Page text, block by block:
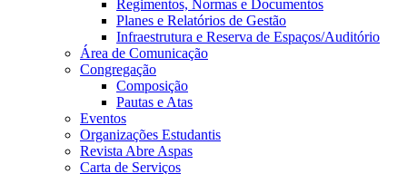
Regimentos, Normas e Documentos
Planes e Relatórios de Gestão
Infraestrutura e Reserva de Espaços/Auditório
Área de Comunicação
Congregação
Composição
Pautas e Atas
Eventos
Organizações Estudantis
Revista Abre Aspas
Carta de Serviços